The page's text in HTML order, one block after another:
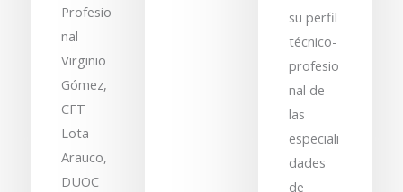
Profesio
nal
Virginio
Gómez,
CFT
Lota
Arauco,
DUOC
su perfil
técnico-
profesio
nal de
las
especiali
dades
de